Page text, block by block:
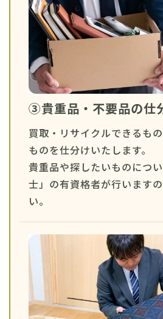
③貴重品・不要品の仕
買取・リサイクルできるも
ものを仕分けいたします。
貴重品や探したいものにつ
士」の有資格者が行います
い。